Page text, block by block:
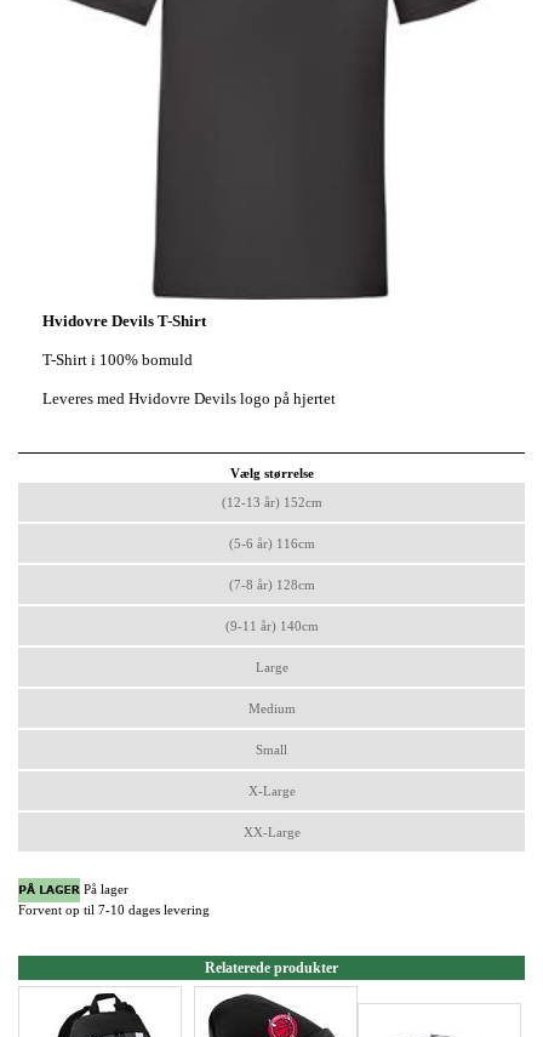
Hvidovre Devils T-Shirt
T-Shirt i 100% bomuld
Leveres med Hvidovre Devils logo på hjertet
Vælg størrelse
(12-13 år) 152cm
(5-6 år) 116cm
(7-8 år) 128cm
(9-11 år) 140cm
Large
Medium
Small
X-Large
XX-Large
På lager
Forvent op til 7-10 dages levering
Relaterede produkter